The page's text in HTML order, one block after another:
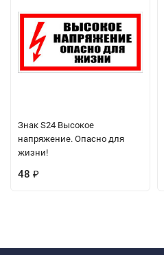
Знак S24 Высокое
напряжение. Опасно для
жизни!
48 ₽